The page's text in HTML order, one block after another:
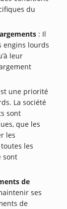
du
: Il
engins lourds
leur
une priorité
La société
sont
que les
les
les
sont
de
ses
de